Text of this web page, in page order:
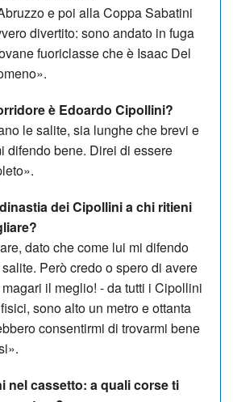
e poi alla Coppa Sabatini
divertito: sono andato in fuga
fuoriclasse che è Isaac Del
è Edoardo Cipollini?
le salite, sia lunghe che brevi e
difendo bene. Direi di essere
dei Cipollini a chi ritieni
dato che come lui mi difendo
Però credo o spero di avere
il meglio! - da tutti i Cipollini
sono alto un metro e ottanta
consentirmi di trovarmi bene
nel cassetto: a quali corse ti